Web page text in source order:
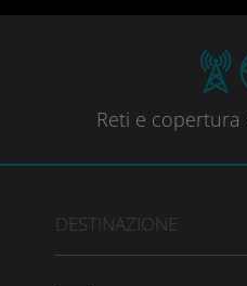
Reti e copertura
DESTINAZIONE